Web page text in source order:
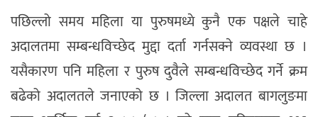
पछिल्लो समय महिला या पुरुषमध्ये कुनै एक पक्षले चाहे
अदालतमा सम्बन्धविच्छेद मुद्दा दर्ता गर्नसक्ने व्यवस्था छ ।
यसैकारण पनि महिला र पुरुष दुवैले सम्बन्धविच्छेद गर्ने क्रम
बढेको अदालतले जनाएको छ । जिल्ला अदालत बागलुङमा